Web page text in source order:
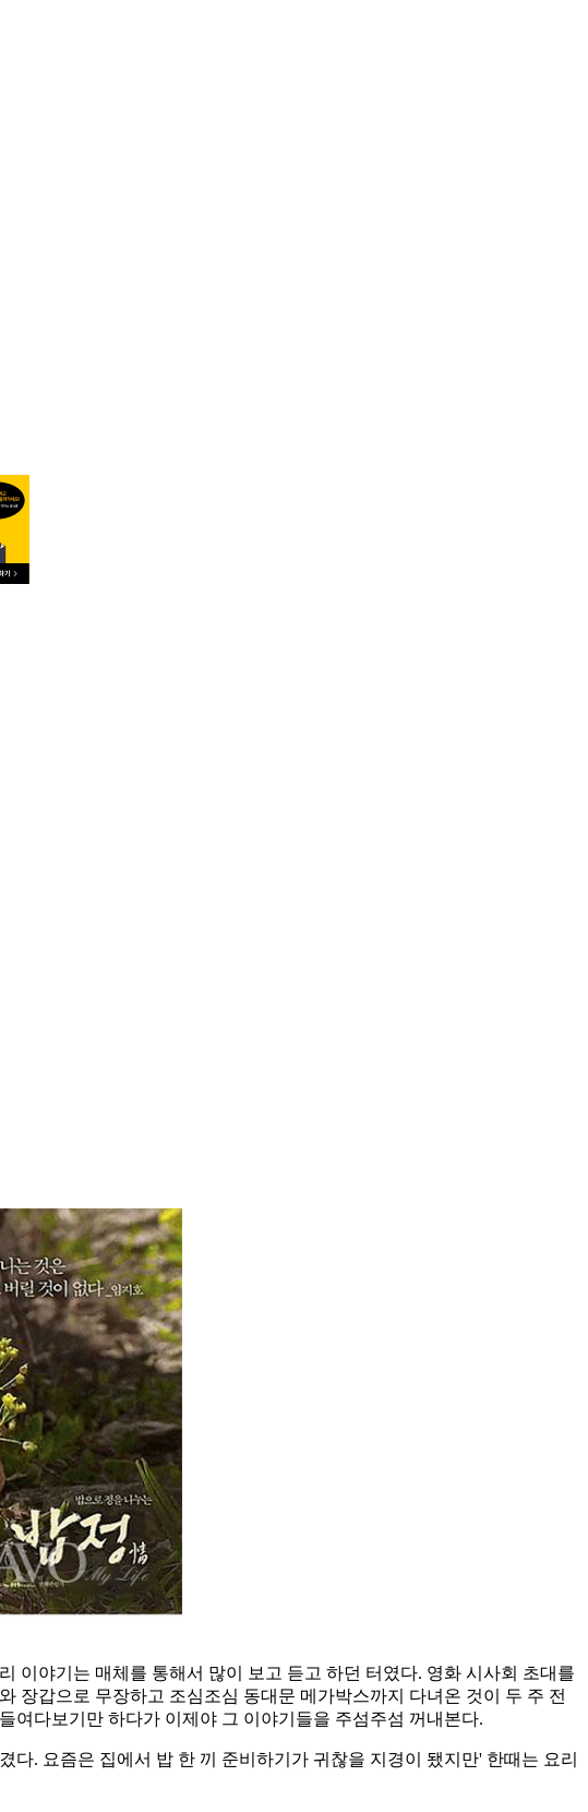
이야기는 매체를 통해서 많이 보고 듣고 하던 터였다. 영화 시사회 초대를
장갑으로 무장하고 조심조심 동대문 메가박스까지 다녀온 것이 두 주 전
여다보기만 하다가 이제야 그 이야기들을 주섬주섬 꺼내본다.
. 요즘은 집에서 밥 한 끼 준비하기가 귀찮을 지경이 됐지만' 한때는 요리